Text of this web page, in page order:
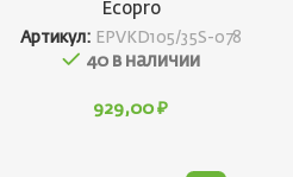
Ecopro
Артикул: EPVKD105/35S-078
40 в наличии
929,00 ₽